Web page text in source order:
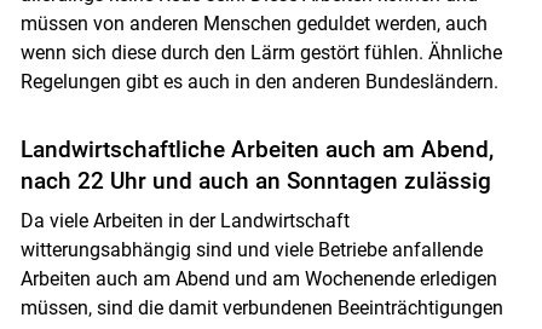
müssen von anderen Menschen geduldet werden, auch
wenn sich diese durch den Lärm gestört fühlen. Ähnliche
Regelungen gibt es auch in den anderen Bundesländern.
Landwirtschaftliche Arbeiten auch am Abend,
nach 22 Uhr und auch an Sonntagen zulässig
Da viele Arbeiten in der Landwirtschaft
witterungsabhängig sind und viele Betriebe anfallende
Arbeiten auch am Abend und am Wochenende erledigen
müssen, sind die damit verbundenen Beeinträchtigungen